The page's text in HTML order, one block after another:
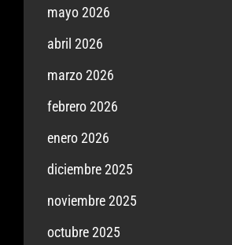
mayo 2026
abril 2026
marzo 2026
febrero 2026
enero 2026
diciembre 2025
noviembre 2025
octubre 2025